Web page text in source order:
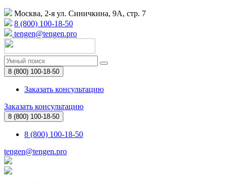
Москва, 2-я ул. Синичкина, 9А, стр. 7
8 (800) 100-18-50
tengen@tengen.pro
8 (800) 100-18-50
Заказать консультацию
Заказать консультацию
8 (800) 100-18-50
8 (800) 100-18-50
tengen@tengen.pro